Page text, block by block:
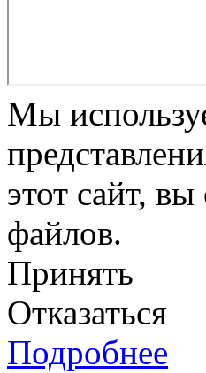
Мы
этот сайт,
файлов.
Принять
Отказаться
Подробнее